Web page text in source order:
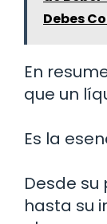
Debes
En
que un
Es la
Desde
hasta su